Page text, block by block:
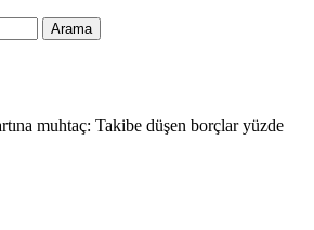
muhtaç: Takibe düşen borçlar yüzde